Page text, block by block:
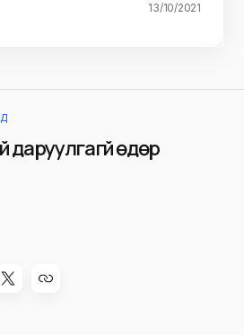
13/10/2021
өдөр